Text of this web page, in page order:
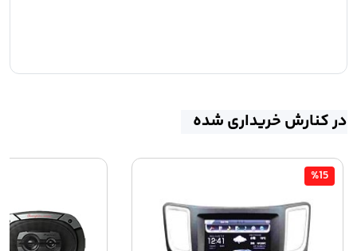
در کنارش خریداری شده
%15